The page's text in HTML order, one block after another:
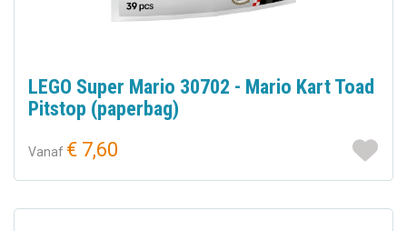
LEGO Super Mario 30702 - Mario Kart Toad
Pitstop (paperbag)
Vanaf € 7,60